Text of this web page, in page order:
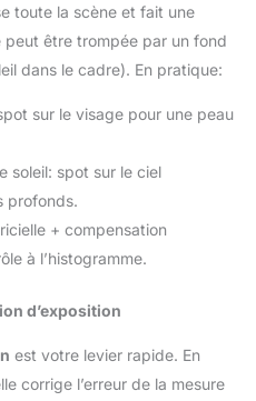
toute la scène et fait une
peut être trompée par un fond
dans le cadre). En pratique:
sur le visage pour une peau
soleil: spot sur le ciel
profonds.
+ compensation
à l’histogramme.
d’exposition
est votre levier rapide. En
corrige l’erreur de la mesure